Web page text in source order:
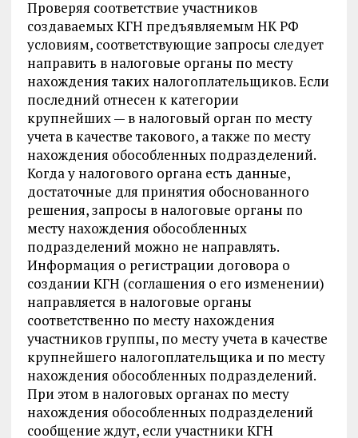
Проверяя соответствие участников
создаваемых КГН предъявляемым НК РФ
условиям, соответствующие запросы следует
направить в налоговые органы по месту
нахождения таких налогоплательщиков. Если
последний отнесен к категории
крупнейших — в налоговый орган по месту
учета в качестве такового, а также по месту
нахождения обособленных подразделений.
Когда у налогового органа есть данные,
достаточные для принятия обоснованного
решения, запросы в налоговые органы по
месту нахождения обособленных
подразделений можно не направлять.
Информация о регистрации договора о
создании КГН (соглашения о его изменении)
направляется в налоговые органы
соответственно по месту нахождения
участников группы, по месту учета в качестве
крупнейшего налогоплательщика и по месту
нахождения обособленных подразделений.
При этом в налоговых органах по месту
нахождения обособленных подразделений
сообщение ждут, если участники КГН